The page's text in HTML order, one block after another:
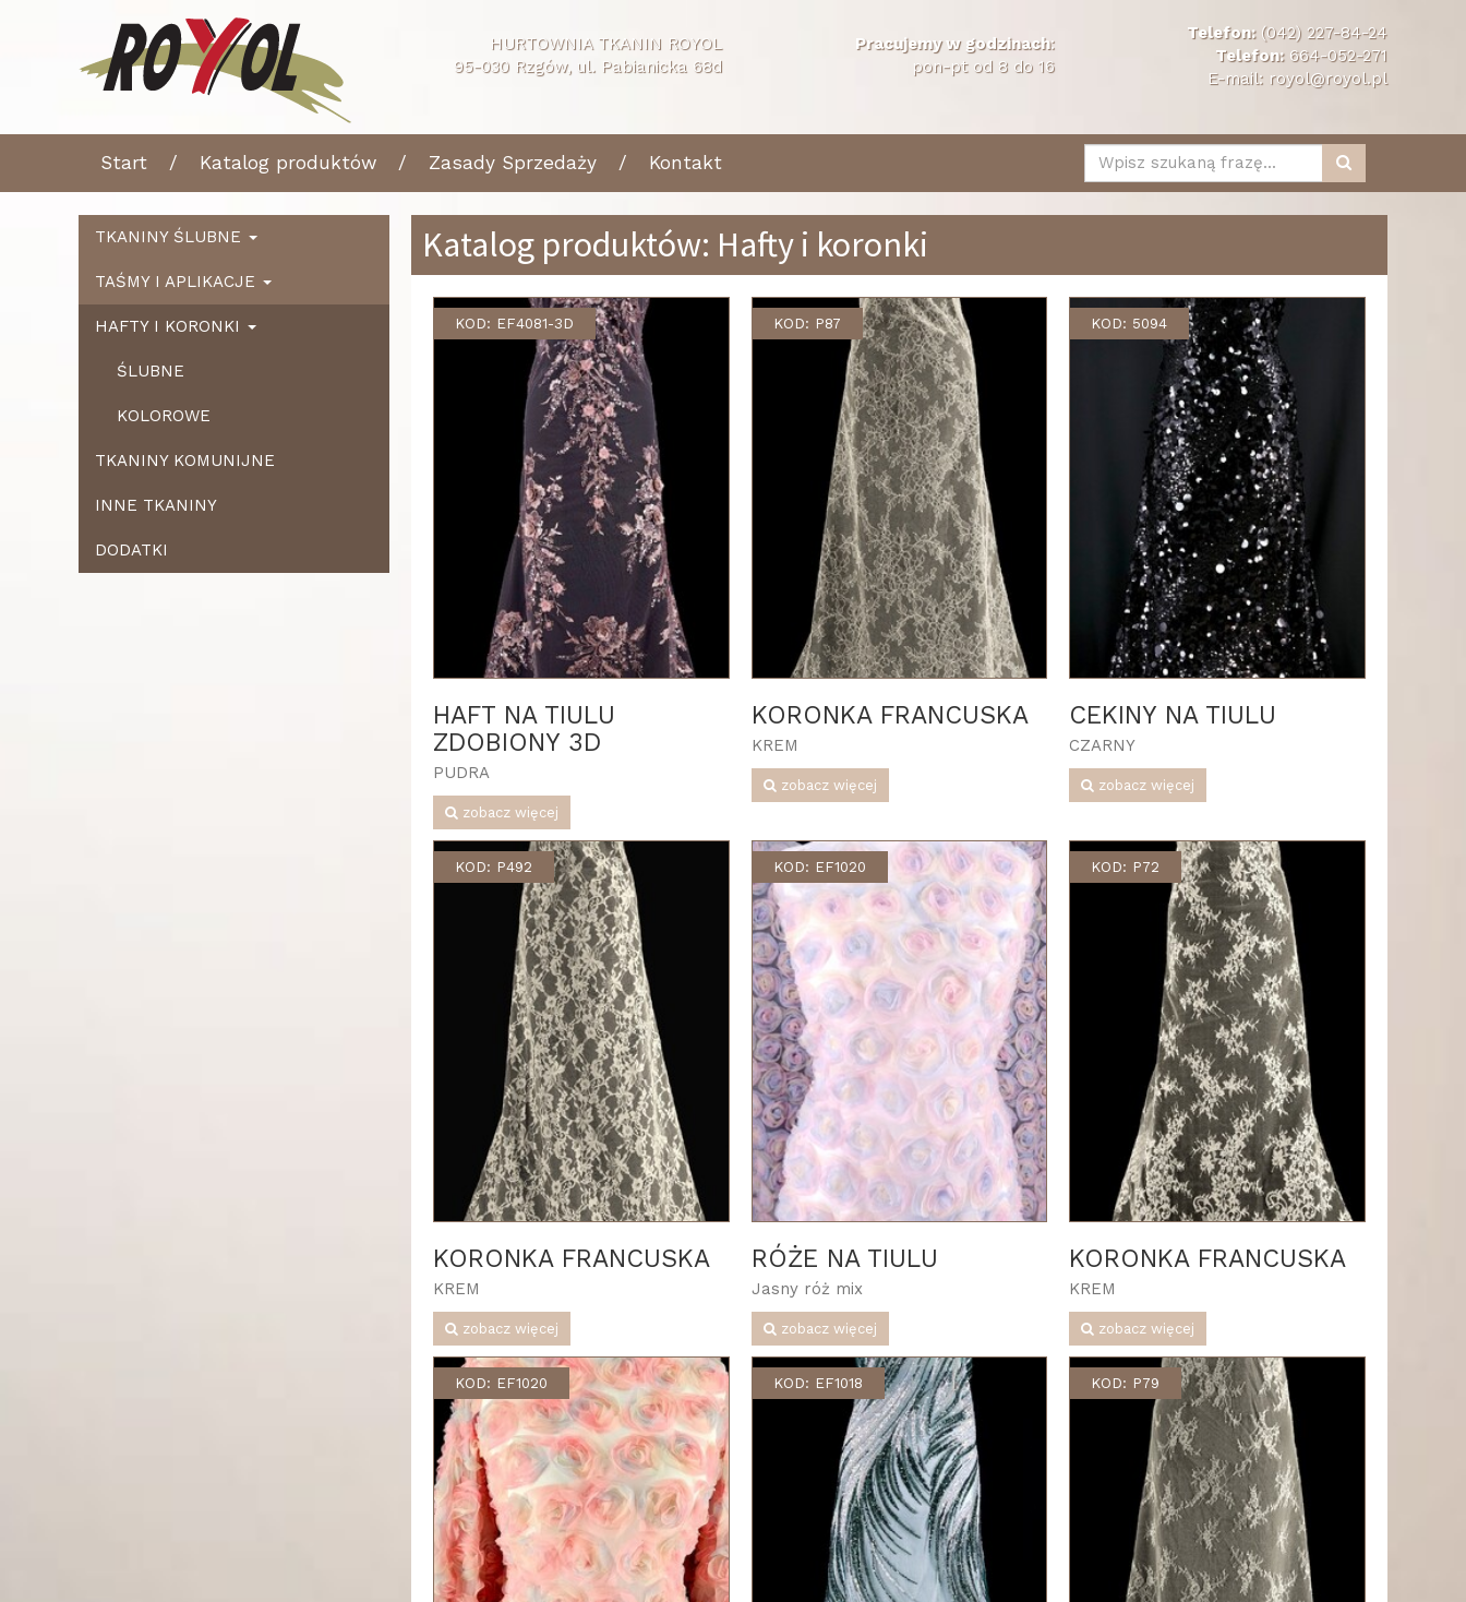
HURTOWNIA TKANIN ROYOL
95-030 Rzgów, ul. Pabianicka 68d
Pracujemy w godzinach:
pon-pt od 8 do 16
Telefon:(042) 227-84-24
Telefon:664-052-271
E-mail: royol@royol.pl
Start Katalog produktów Zasady Sprzedaży Kontakt
TKANINY ŚLUBNE
TAŚMY I APLIKACJE
HAFTY I KORONKI
ŚLUBNE
KOLOROWE
TKANINY KOMUNIJNE
INNE TKANINY
DODATKI
Katalog produktów: Hafty i koronki
KOD: EF4081-3D
HAFT NA TIULU
ZDOBIONY 3D
PUDRA
zobacz więcej
KOD: P87
KORONKA FRANCUSKA
KREM
zobacz więcej
KOD: 5094
CEKINY NA TIULU
CZARNY
zobacz więcej
KOD: P492
KORONKA FRANCUSKA
KREM
zobacz więcej
KOD: EF1020
RÓŻE NA TIULU
Jasny róż mix
zobacz więcej
KOD: P72
KORONKA FRANCUSKA
KREM
zobacz więcej
KOD: EF1020 KOD: EF1018 KOD: P79